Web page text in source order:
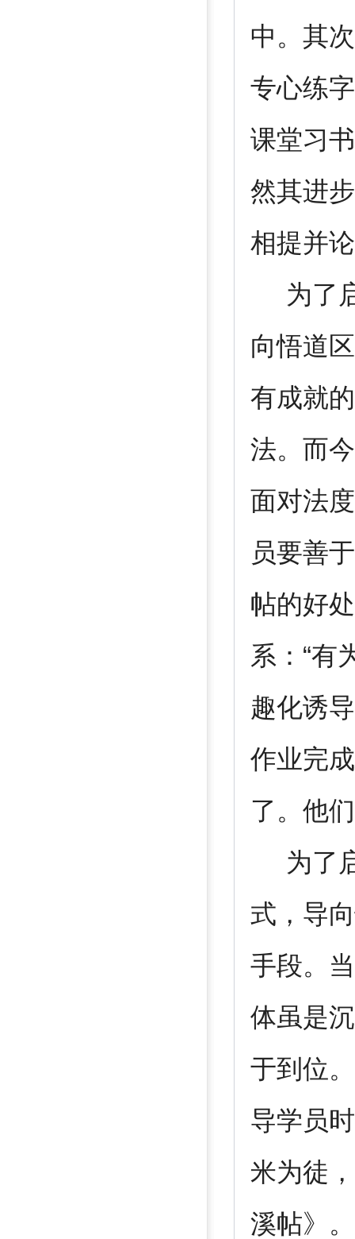
中。其
专心练
课堂习
然其进
相提并
为了启
向悟道
有成就
法。而
面对法
员要善
帖的好
系：“有
趣化诱
作业完
了。他
为了启
式，导
手段。
体虽是
于到位
导学员
米为徒
溪帖》